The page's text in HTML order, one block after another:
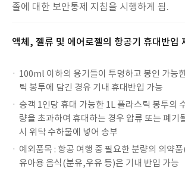
졸에 대한 보안통제 지침을 시행하게 됨.
액체, 젤류 및 에어로젤의 항공기 휴대반입
100ml 이하의 용기들이 투명하고 봉인 가능
틱 봉투에 담긴 경유 기내 휴대반입 가능
승객 1인당 휴대 가능한 1L 플라스틱 봉투의
량을 초과하여 휴대하는 경우 압류 또는 폐기
시 위탁 수하물에 넣어 송부
예외품목 : 항공 여행 중 필요한 분량의 의약
유아용 음식(분유,우유 등)은 기내 반입 가능